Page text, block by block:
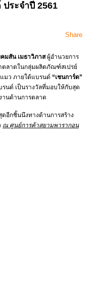
ประจำปี 2561
Share
มสัน เมธาวิภาสผู้อำนวยการ
ตลาดในกลุ่มผลิตภัณฑ์สเปรย์
มว ภายใต้แบรนด์ “เชนการ์ด”
รนด์ เป็นรางวัลที่มอบให้กับสุด
านด้านการตลาด
ดอีกชิ้นนึงทางด้านการสร้าง
ณ ศูนย์การค้าสยามพารากอน